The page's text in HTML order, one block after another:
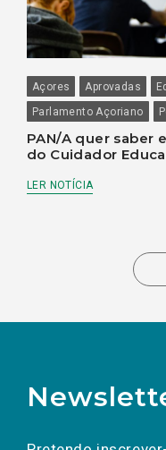
Açores Aprovadas
Parlamento Açoriano
PAN/A quer saber
do Cuidador
LER NOTÍCIA
a(s) newsletter(s).
mail